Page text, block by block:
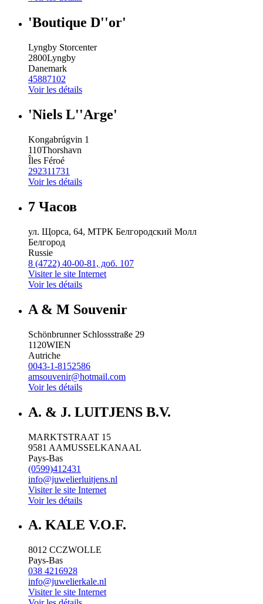
'Boutique D''or'
Lyngby Storcenter
2800Lyngby
Danemark
45887102
Voir les détails
'Niels L''Arge'
Kongabrúgvin 1
110Thorshavn
Îles Féroé
292311731
Voir les détails
7 Часов
ул. Щорса, 64, МТРК Белгородский Молл
Белгород
Russie
8 (4722) 40-00-81, доб. 107
Visiter le site Internet
Voir les détails
A & M Souvenir
Schönbrunner Schlossstraße 29
1120WIEN
Autriche
0043-1-8152586
amsouvenir@hotmail.com
Voir les détails
A. & J. LUITJENS B.V.
MARKTSTRAAT 15
9581 AAMUSSELKANAAL
Pays-Bas
(0599)412431
info@juwelierluitjens.nl
Visiter le site Internet
Voir les détails
A. KALE V.O.F.
8012 CCZWOLLE
Pays-Bas
038 4216928
info@juwelierkale.nl
Visiter le site Internet